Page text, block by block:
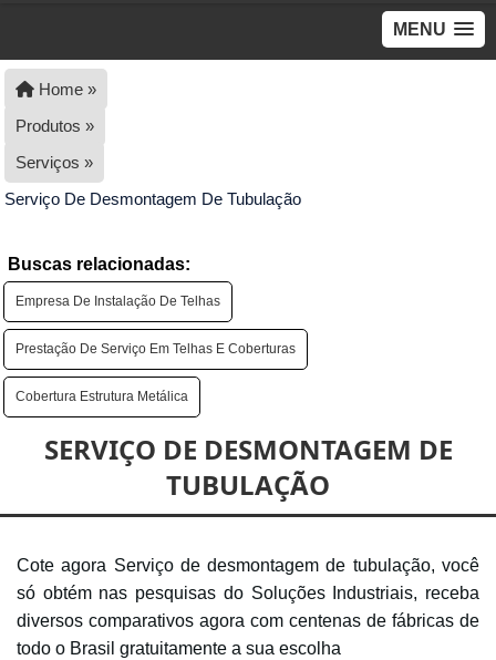
MENU
Home »
Produtos »
Serviços »
Serviço De Desmontagem De Tubulação
Buscas relacionadas:
Empresa De Instalação De Telhas
Prestação De Serviço Em Telhas E Coberturas
Cobertura Estrutura Metálica
SERVIÇO DE DESMONTAGEM DE
TUBULAÇÃO
Cote agora Serviço de desmontagem de tubulação, você
só obtém nas pesquisas do Soluções Industriais, receba
diversos comparativos agora com centenas de fábricas de
todo o Brasil gratuitamente a sua escolha